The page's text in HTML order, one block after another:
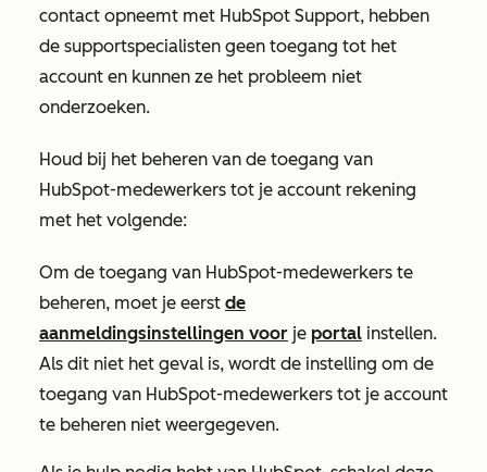
contact opneemt met HubSpot Support, hebben
de supportspecialisten geen toegang tot het
account en kunnen ze het probleem niet
onderzoeken.
Houd bij het beheren van de toegang van
HubSpot-medewerkers tot je account rekening
met het volgende:
Om de toegang van HubSpot-medewerkers te
beheren, moet je eerst de
aanmeldingsinstellingen voor je portal instellen.
Als dit niet het geval is, wordt de instelling om de
toegang van HubSpot-medewerkers tot je account
te beheren niet weergegeven.